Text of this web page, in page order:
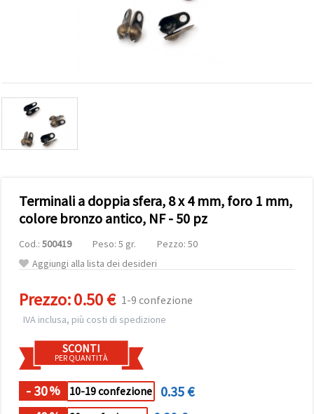
migliorare
offerta e
visualizzare
personalizzati.
tutti i
cookie. •
Clicca su
Cookie" per
personalizzare
le tue
modificare
il tuo
in qualsiasi
momento.
Per ulteriori
informazioni,
consultare
la nostra
Terminali a doppia sfera, 8 x 4 mm, foro 1 mm,
colore bronzo antico, NF - 50 pz
Cod.: 500419 Peso: 5 gr.
Pezzo: 50
Aggiungi alla lista dei desideri
Prezzo:0.50 € 1-9 confezione
IVA inclusa, più costi di spedizione
SCONTI
PER QUANTITÀ
- 30% 10-19 confezione
0.35 €